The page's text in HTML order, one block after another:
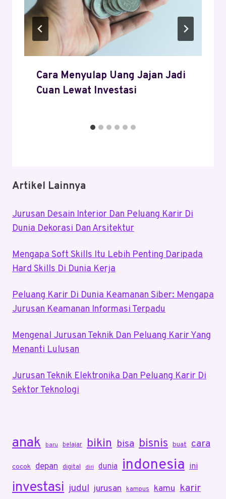
Cara Menyulap Uang Jajan Jadi
Cuan Lewat Investasi
Artikel Lainnya
Jurusan Desain Interior Dan Peluang Karir Di
Dunia Dekorasi Dan Arsitektur
Mengapa Soft Skills Itu Lebih Penting Daripada
Hard Skills Di Dunia Kerja
Peluang Karir Di Dunia Keamanan Siber: Mengapa
Jurusan Keamanan Informasi Terpadu
Mengenal Jurusan Teknik Dan Peluang Karir Yang
Menanti Lulusan
Jurusan Teknik Elektronika Dan Peluang Karir Di
Sektor Teknologi
anak baru belajar bikin bisa bisnis buat cara
cocok depan digital diri dunia indonesia ini
investasi judul jurusan kampus kamu karir